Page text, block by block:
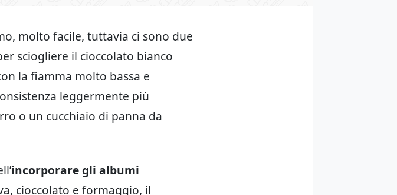
molto facile, tuttavia ci sono due
sciogliere il cioccolato bianco
la fiamma molto bassa e
leggermente più
o un cucchiaio di panna da
incorporare gli albumi
cioccolato e formaggio, il